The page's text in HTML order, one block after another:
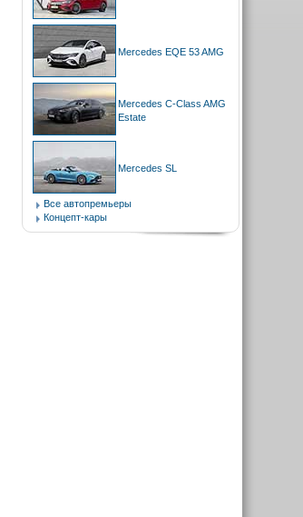
Mercedes EQE 53 AMG
Mercedes C-Class AMG
Estate
Mercedes SL
Все автопремьеры
Концепт-кары